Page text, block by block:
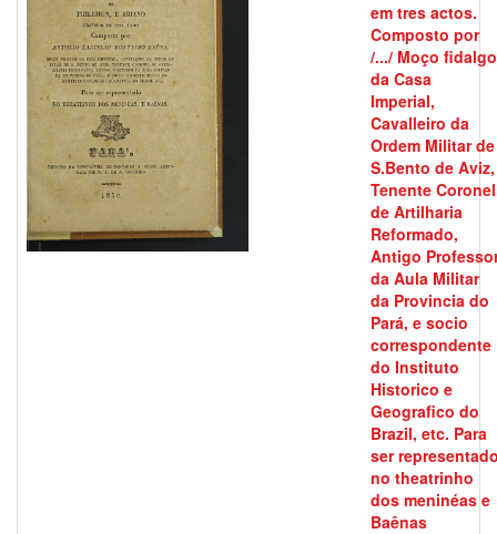
em tres actos.
Composto por
/.../ Moço fidalgo
da Casa
Imperial,
Cavalleiro da
Ordem Militar de
S.Bento de Aviz,
Tenente Coronel
de Artilharia
Reformado,
Antigo
da Aula Militar
da Provincia do
Pará, e socio
correspondente
do Instituto
Historico e
Geografico do
Brazil, etc. Para
ser
no theatrinho
dos meninéas e
Baênas